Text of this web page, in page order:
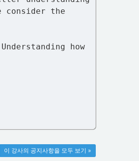
consider the
how
이 강사의 공지사항을 모두 보기 »